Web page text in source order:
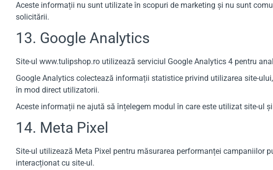
Aceste informații nu sunt utilizate în scopuri de marketing și nu sunt
solicitării.
13. Google Analytics
Site-ul www.tulipshop.ro utilizează serviciul Google Analytics 4 pentru
Google Analytics colectează informații statistice privind utilizarea site-
în mod direct utilizatorii.
Aceste informații ne ajută să înțelegem modul în care este utilizat site-
14. Meta Pixel
Site-ul utilizează Meta Pixel pentru măsurarea performanței campaniilor
interacționat cu site-ul.